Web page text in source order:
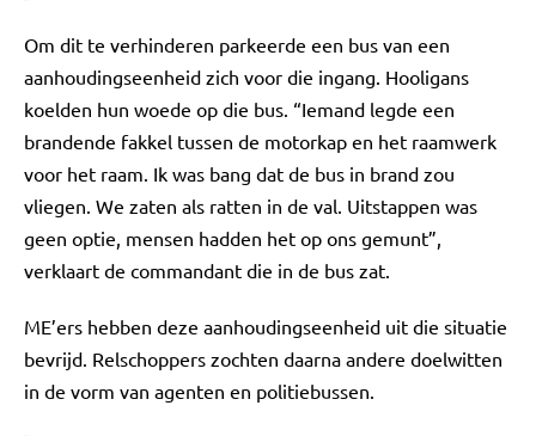
Om dit te verhinderen parkeerde een bus van een
aanhoudingseenheid zich voor die ingang. Hooligans
koelden hun woede op die bus. “Iemand legde een
brandende fakkel tussen de motorkap en het raamwerk
voor het raam. Ik was bang dat de bus in brand zou
vliegen. We zaten als ratten in de val. Uitstappen was
geen optie, mensen hadden het op ons gemunt”,
verklaart de commandant die in de bus zat.
ME’ers hebben deze aanhoudingseenheid uit die situatie
bevrijd. Relschoppers zochten daarna andere doelwitten
in de vorm van agenten en politiebussen.